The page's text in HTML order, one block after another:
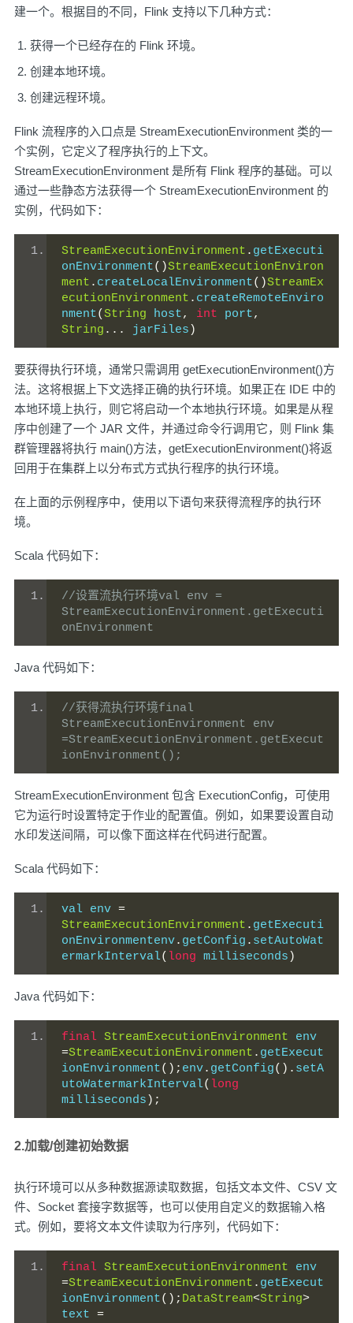
建一个。根据目的不同，Flink 支持以下几种方式：
获得一个已经存在的 Flink 环境。
创建本地环境。
创建远程环境。
Flink 流程序的入口点是 StreamExecutionEnvironment 类的一
个实例，它定义了程序执行的上下文。
StreamExecutionEnvironment 是所有 Flink 程序的基础。可以
通过一些静态方法获得一个 StreamExecutionEnvironment 的
实例，代码如下：
StreamExecutionEnvironment . getExecuti
onEnvironment()StreamExecutionEnviron
ment . createLocalEnvironment()StreamEx
ecutionEnvironment . createRemoteEnviro
nment(String host, int port,
String ... jarFiles )
要获得执行环境，通常只需调用 getExecutionEnvironment()方
法。这将根据上下文选择正确的执行环境。如果正在 IDE 中的
本地环境上执行，则它将启动一个本地执行环境。如果是从程
序中创建了一个 JAR 文件，并通过命令行调用它，则 Flink 集
群管理器将执行 main()方法，getExecutionEnvironment()将返
回用于在集群上以分布式方式执行程序的执行环境。
在上面的示例程序中，使用以下语句来获得流程序的执行环
境。
Scala 代码如下：
//设置流执行环境val env =
StreamExecutionEnvironment.getExecuti
onEnvironment
Java 代码如下：
//获得流执行环境final
StreamExecutionEnvironment env
=StreamExecutionEnvironment.getExecut
ionEnvironment();
StreamExecutionEnvironment 包含 ExecutionConfig，可使用
它为运行时设置特定于作业的配置值。例如，如果要设置自动
水印发送间隔，可以像下面这样在代码进行配置。
Scala 代码如下：
val env =
StreamExecutionEnvironment . getExecuti
onEnvironmentenv. getConfig . setAutoWat
ermarkInterval( long milliseconds )
Java 代码如下：
final StreamExecutionEnvironment
=StreamExecutionEnvironment . getExecut
ionEnvironment(); env. getConfig(). setA
utoWatermarkInterval( long
milliseconds );
2.加载/创建初始数据
执行环境可以从多种数据源读取数据，包括文本文件、CSV 文
件、Socket 套接字数据等，也可以使用自定义的数据输入格
式。例如，要将文本文件读取为行序列，代码如下：
final StreamExecutionEnvironment
=StreamExecutionEnvironment . getExecut
ionEnvironment(); DataStream<String>
text =